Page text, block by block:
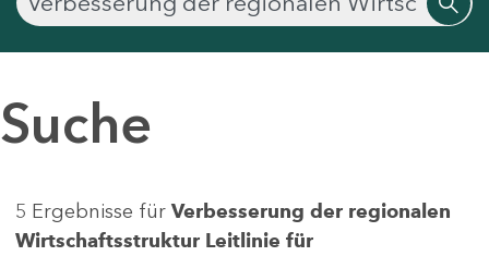
Suche
5 Ergebnisse für Verbesserung der regionalen
Wirtschaftsstruktur Leitlinie für